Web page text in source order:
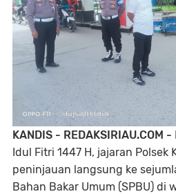
KANDIS - REDAKSIRIAU.COM -
Idul Fitri 1447 H, jajaran Polsek
peninjauan langsung ke
Bahan Bakar Umum (SPBU) di